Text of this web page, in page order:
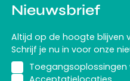
Nieuwsbrief
Altijd op de hoogte blijven
Schrijf je nu in voor onze